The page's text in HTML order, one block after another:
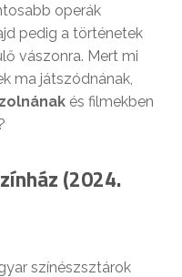
operák
pedig a történetek
vászonra. Mert mi
ma játszódnának,
és filmekben
(2024.
színészsztárok